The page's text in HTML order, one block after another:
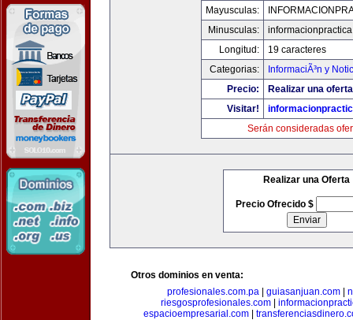
Mayusculas:
Minusculas:
Longitud:
19 caracteres
Categorias:
InformaciÃ³n y
Precio:
Realizar una
Visitar!
Serán consideradas
Realizar una Oferta
Precio Ofrecido $
Otros dominios en venta:
profesionales.com.pa
guiasanjuan.com
riesgosprofesionales.com
espacioempresarial.com